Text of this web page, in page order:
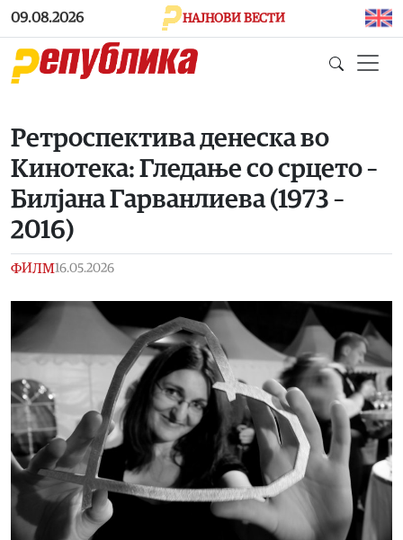
Skip to main content
09.08.2026 НАЈНОВИ ВЕСТИ
Ретроспектива денеска во
Кинотека: Гледање со срцето –
Билјана Гарванлиева (1973 –
2016)
ФИЛМ16.05.2026